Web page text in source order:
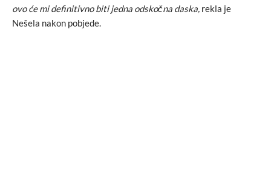
ovo će mi definitivno biti jedna odskočna daska, rekla je
Nešela nakon pobjede.